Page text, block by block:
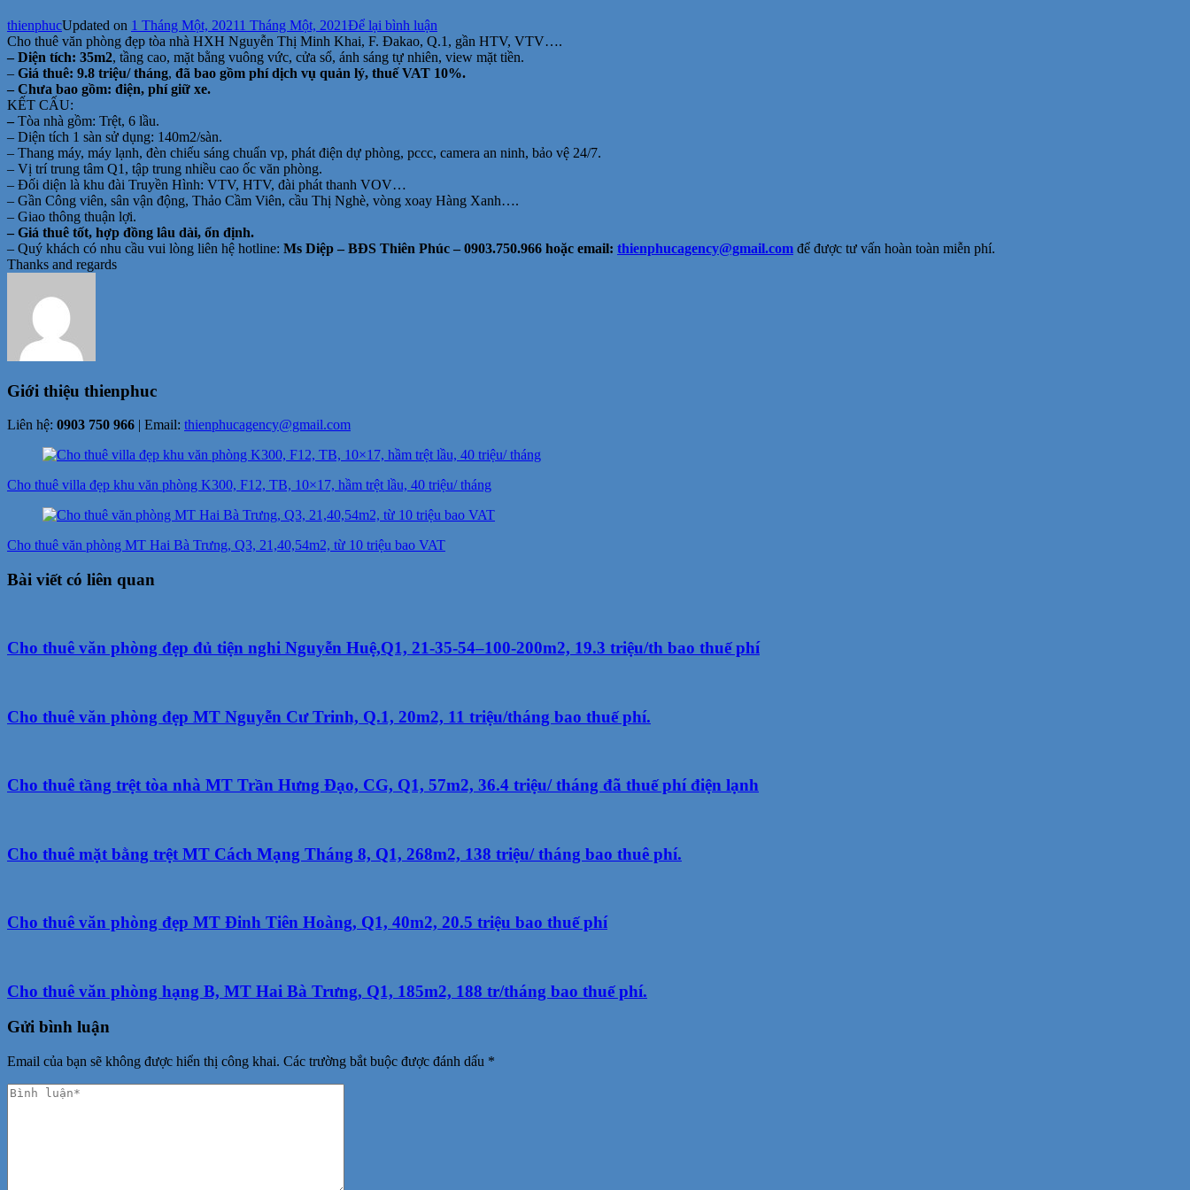
thienphucUpdated on 1 Tháng Một, 20211 Tháng Một, 2021Để lại bình luận
Cho
thuê
văn
Khai,
HTV,
triệu
Cho thuê văn phòng đẹp tòa nhà HXH Nguyễn Thị Minh Khai, F. Đakao, Q.1, gần HTV, VTV….
– Diện tích: 35m2, tầng cao, mặt bằng vuông vức, cửa sổ, ánh sáng tự nhiên, view mặt tiền.
– Giá thuê: 9.8 triệu/ tháng, đã bao gồm phí dịch vụ quản lý, thuế VAT 10%.
– Chưa bao gồm: điện, phí giữ xe.
KẾT CẤU:
– Tòa nhà gồm: Trệt, 6 lầu.
– Diện tích 1 sàn sử dụng: 140m2/sàn.
– Thang máy, máy lạnh, đèn chiếu sáng chuẩn vp, phát điện dự phòng, pccc, camera an ninh, bảo vệ 24/7.
– Vị trí trung tâm Q1, tập trung nhiều cao ốc văn phòng.
– Đối diện là khu đài Truyền Hình: VTV, HTV, đài phát thanh VOV…
– Gần Công viên, sân vận động, Thảo Cầm Viên, cầu Thị Nghè, vòng xoay Hàng Xanh….
– Giao thông thuận lợi.
– Giá thuê tốt, hợp đồng lâu dài, ổn định.
– Quý khách có nhu cầu vui lòng liên hệ hotline: Ms Diệp – BĐS Thiên Phúc – 0903.750.966 hoặc email: thienphucagency@gmail.com để được tư vấn hoàn toàn miễn phí.
Thanks and regards
Giới thiệu thienphuc
Liên hệ: 0903 750 966 | Email: thienphucagency@gmail.com
Điều
hướng
Cho thuê villa đẹp khu văn phòng K300, F12, TB, 10×17, hầm trệt lầu, 40 triệu/ tháng
Cho thuê văn phòng MT Hai Bà Trưng, Q3, 21,40,54m2, từ 10 triệu bao VAT
Bài viết có liên quan
Cho thuê văn phòng đẹp đủ tiện nghi Nguyễn Huệ,Q1, 21-35-54–100-200m2, 19.3 triệu/th bao thuế phí
Cho thuê văn phòng đẹp MT Nguyễn Cư Trinh, Q.1, 20m2, 11 triệu/tháng bao thuế phí.
Cho thuê tầng trệt tòa nhà MT Trần Hưng Đạo, CG, Q1, 57m2, 36.4 triệu/ tháng đã thuế phí điện lạnh
Cho thuê mặt bằng trệt MT Cách Mạng Tháng 8, Q1, 268m2, 138 triệu/ tháng bao thuê phí.
Cho thuê văn phòng đẹp MT Đinh Tiên Hoàng, Q1, 40m2, 20.5 triệu bao thuế phí
Cho thuê văn phòng hạng B, MT Hai Bà Trưng, Q1, 185m2, 188 tr/tháng bao thuế phí.
Gửi bình luận
Email của bạn sẽ không được hiển thị công khai. Các trường bắt buộc được đánh dấu *
Phản